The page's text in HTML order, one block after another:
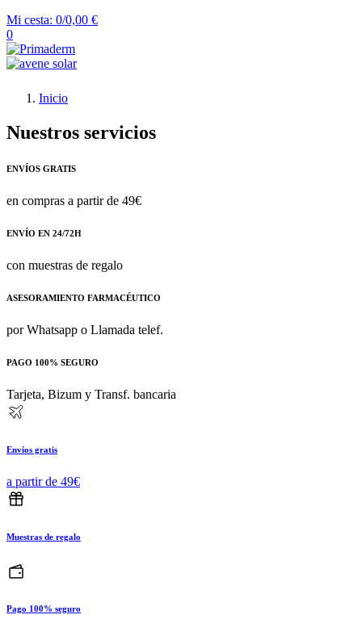
Mi cesta: 0/0,00 €
0
Inicio
Nuestros servicios
ENVÍOS GRATIS
en compras a partir de 49€
ENVÍO EN 24/72H
con muestras de regalo
ASESORAMIENTO FARMACÉUTICO
por Whatsapp o Llamada telef.
PAGO 100% SEGURO
Tarjeta, Bizum y Transf. bancaria
Envíos gratis
a partir de 49€
Muestras de regalo
Pago 100% seguro